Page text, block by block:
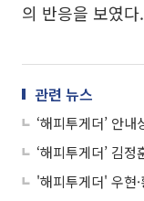
의 반응을 보였다.
관련 뉴스